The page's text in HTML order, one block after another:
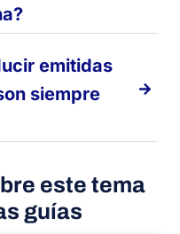
emitidas
siempre
este tema
guías